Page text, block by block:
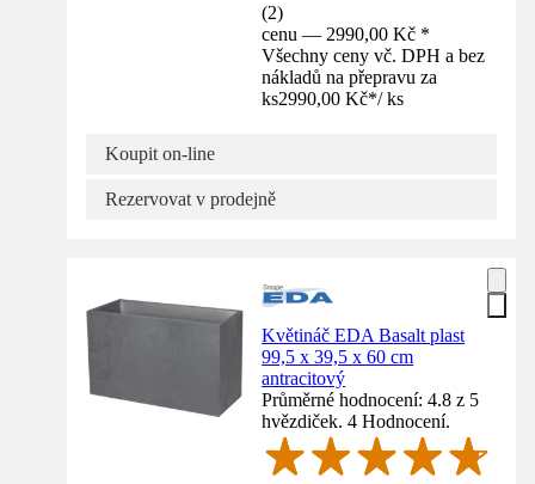
(2)
cenu — 2990,00 Kč *
Všechny ceny vč. DPH a bez
nákladů na přepravu za
ks2990,00 Kč*/ ks
Koupit on-line
Rezervovat v prodejně
Květináč EDA Basalt plast
99,5 x 39,5 x 60 cm
antracitový
Průměrné hodnocení: 4.8 z 5
hvězdiček. 4 Hodnocení.